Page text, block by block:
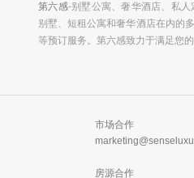
第六感-别墅公寓、奢华酒店、私
别墅、短租公寓和奢华酒店在内的
等预订服务。第六感致力于满足您
市场合作
房源合作